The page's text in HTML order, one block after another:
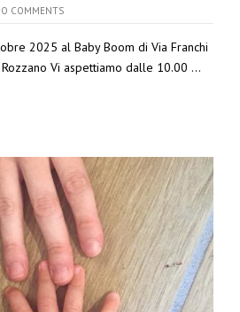
COMMENTS
2025 al Baby Boom di Via Franchi
Vi aspettiamo dalle 10.00 ...